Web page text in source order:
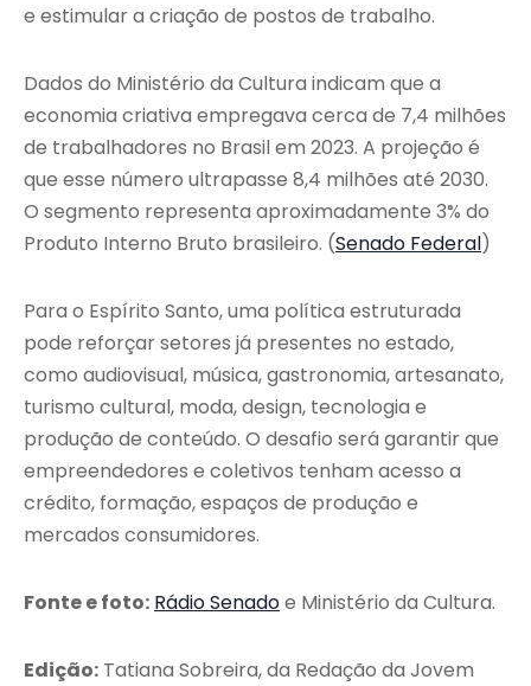
e estimular a criação de postos de trabalho.
Dados do Ministério da Cultura indicam que a
economia criativa empregava cerca de 7,4 milhões
de trabalhadores no Brasil em 2023. A projeção é
que esse número ultrapasse 8,4 milhões até 2030.
O segmento representa aproximadamente 3% do
Produto Interno Bruto brasileiro. (Senado Federal)
Para o Espírito Santo, uma política estruturada
pode reforçar setores já presentes no estado,
como audiovisual, música, gastronomia, artesanato,
turismo cultural, moda, design, tecnologia e
produção de conteúdo. O desafio será garantir que
empreendedores e coletivos tenham acesso a
crédito, formação, espaços de produção e
mercados consumidores.
Fonte e foto: Rádio Senadoe Ministério da Cultura.
Edição: Tatiana Sobreira, da Redação da Jovem